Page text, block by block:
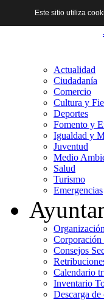
Actualidad
Ciudadanía
Comercio
Cultura y
Deportes
Fomento y
Igualdad y
Juventud
Medio
Salud
Turismo
Emergencias
Organización
Consejos
Calendario
Inventario
Descarga de
Este sitio utiliza